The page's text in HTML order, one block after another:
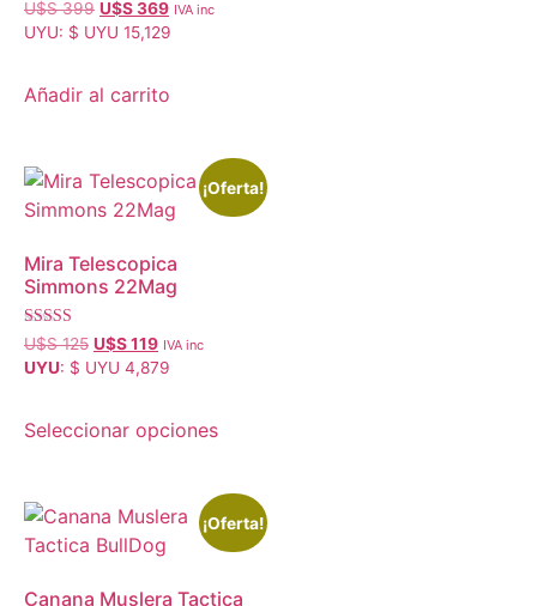
Valorado con
5.00
de 5
U$S399 U$S369 IVA inc
UYU: $ UYU 15,129
Añadir al carrito
¡Oferta!
Mira Telescopica
Simmons 22Mag
Valorado con
5.00
de 5
U$S125 U$S119 IVA inc
UYU: $ UYU 4,879
Seleccionar opciones
¡Oferta!
Canana Muslera Tactica